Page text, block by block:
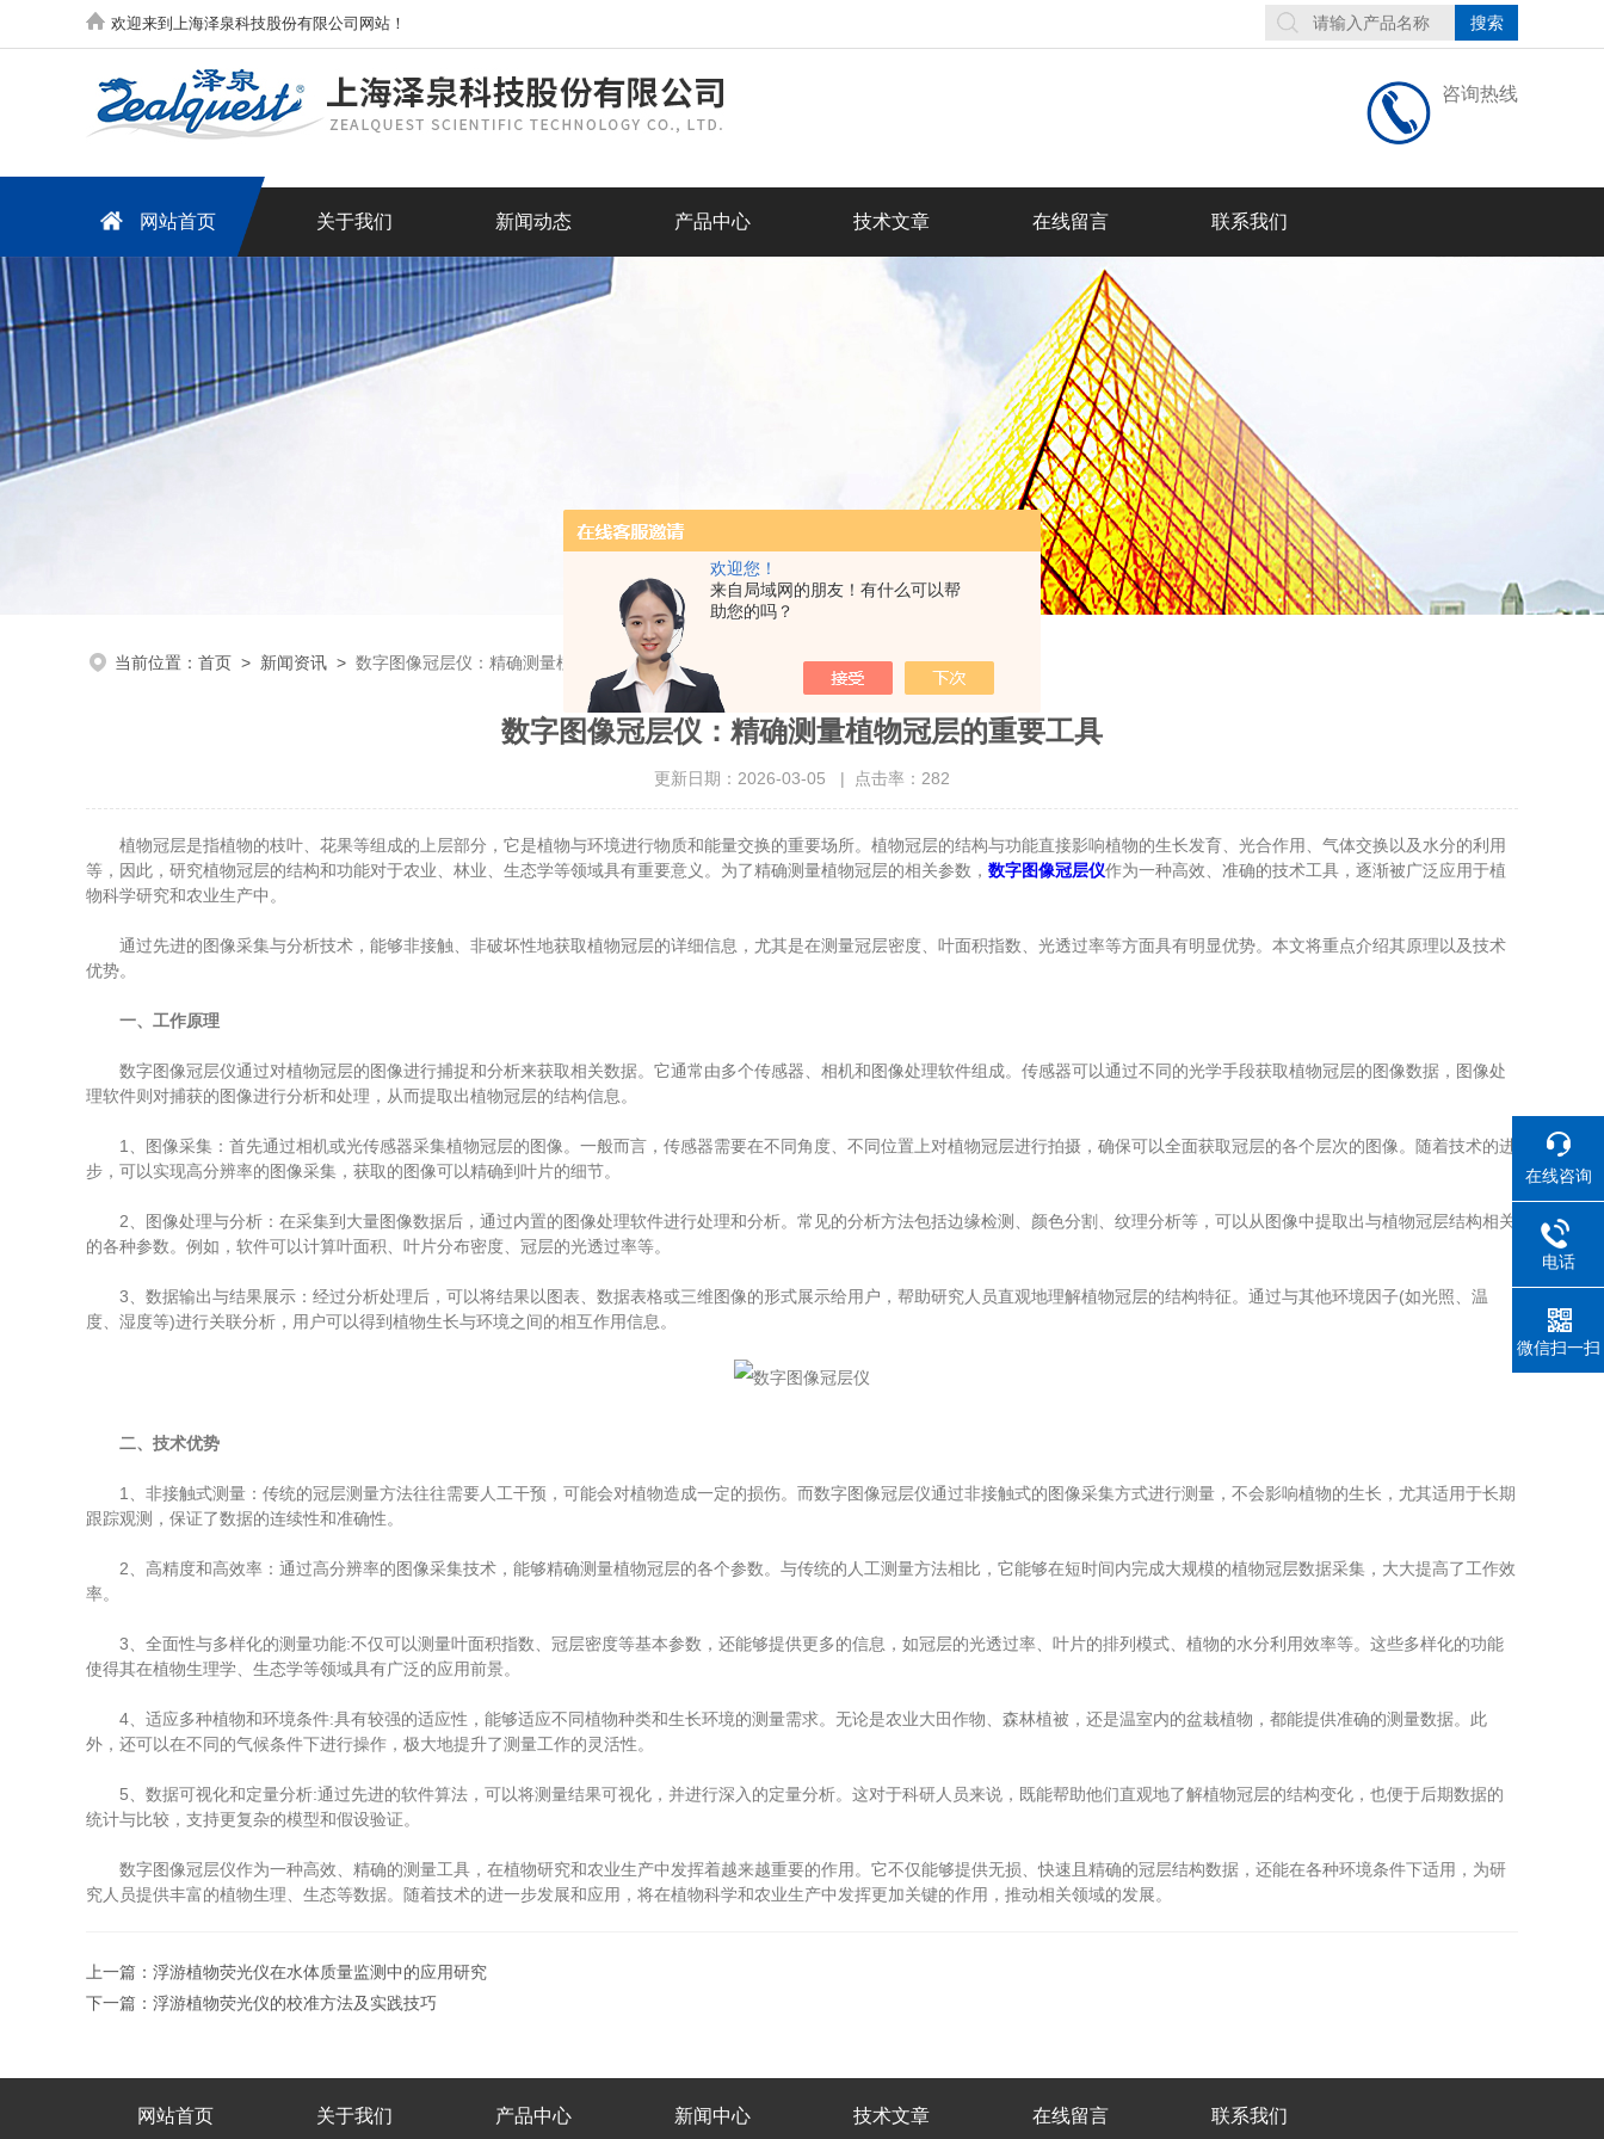
欢迎您！
来自局域网的朋友！有什么可以帮
助您的吗？
欢迎来到上海泽泉科技股份有限公司网站！
咨询热线
网站首页 关于我们 新闻动态 产品中心 技术文章 在线留言 联系我们
当前位置： 首页 > 新闻资讯 > 数字图像冠层仪：精确测量植物冠层的重要工具
数字图像冠层仪：精确测量植物冠层的重要工具
更新日期：2026-03-05 | 点击率：282
植物冠层是指植物的枝叶、花果等组成的上层部分，它是植物与环境进行物质和能量交换的重要场所。植物冠层的结构与功能直接影响植物的生长发育、光合作用、气体交换以及水分的利用
等，因此，研究植物冠层的结构和功能对于农业、林业、生态学等领域具有重要意义。为了精确测量植物冠层的相关参数， 数字图像冠层仪作为一种高效、准确的技术工具，逐渐被广泛应用于植
物科学研究和农业生产中。
通过先进的图像采集与分析技术，能够非接触、非破坏性地获取植物冠层的详细信息，尤其是在测量冠层密度、叶面积指数、光透过率等方面具有明显优势。本文将重点介绍其原理以及技术
优势。
一、工作原理
数字图像冠层仪通过对植物冠层的图像进行捕捉和分析来获取相关数据。它通常由多个传感器、相机和图像处理软件组成。传感器可以通过不同的光学手段获取植物冠层的图像数据，图像处
理软件则对捕获的图像进行分析和处理，从而提取出植物冠层的结构信息。
1、图像采集：首先通过相机或光传感器采集植物冠层的图像。一般而言，传感器需要在不同角度、不同位置上对植物冠层进行拍摄，确保可以全面获取冠层的各个层次的图像。随着技术的进
步，可以实现高分辨率的图像采集，获取的图像可以精确到叶片的细节。
2、图像处理与分析：在采集到大量图像数据后，通过内置的图像处理软件进行处理和分析。常见的分析方法包括边缘检测、颜色分割、纹理分析等，可以从图像中提取出与植物冠层结构相关
的各种参数。例如，软件可以计算叶面积、叶片分布密度、冠层的光透过率等。
3、数据输出与结果展示：经过分析处理后，可以将结果以图表、数据表格或三维图像的形式展示给用户，帮助研究人员直观地理解植物冠层的结构特征。通过与其他环境因子(如光照、温
度、湿度等)进行关联分析，用户可以得到植物生长与环境之间的相互作用信息。
二、技术优势
1、非接触式测量：传统的冠层测量方法往往需要人工干预，可能会对植物造成一定的损伤。而数字图像冠层仪通过非接触式的图像采集方式进行测量，不会影响植物的生长，尤其适用于长期
跟踪观测，保证了数据的连续性和准确性。
2、高精度和高效率：通过高分辨率的图像采集技术，能够精确测量植物冠层的各个参数。与传统的人工测量方法相比，它能够在短时间内完成大规模的植物冠层数据采集，大大提高了工作效
率。
3、全面性与多样化的测量功能:不仅可以测量叶面积指数、冠层密度等基本参数，还能够提供更多的信息，如冠层的光透过率、叶片的排列模式、植物的水分利用效率等。这些多样化的功能
使得其在植物生理学、生态学等领域具有广泛的应用前景。
4、适应多种植物和环境条件:具有较强的适应性，能够适应不同植物种类和生长环境的测量需求。无论是农业大田作物、森林植被，还是温室内的盆栽植物，都能提供准确的测量数据。此
外，还可以在不同的气候条件下进行操作，极大地提升了测量工作的灵活性。
5、数据可视化和定量分析:通过先进的软件算法，可以将测量结果可视化，并进行深入的定量分析。这对于科研人员来说，既能帮助他们直观地了解植物冠层的结构变化，也便于后期数据的
统计与比较，支持更复杂的模型和假设验证。
数字图像冠层仪作为一种高效、精确的测量工具，在植物研究和农业生产中发挥着越来越重要的作用。它不仅能够提供无损、快速且精确的冠层结构数据，还能在各种环境条件下适用，为研
究人员提供丰富的植物生理、生态等数据。随着技术的进一步发展和应用，将在植物科学和农业生产中发挥更加关键的作用，推动相关领域的发展。
上一篇： 浮游植物荧光仪在水体质量监测中的应用研究
下一篇： 浮游植物荧光仪的校准方法及实践技巧
网站首页 关于我们 产品中心 新闻中心 技术文章 在线留言 联系我们
在线咨询
电话
微信扫一扫